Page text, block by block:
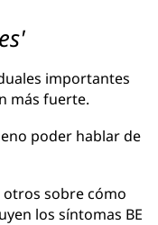
importantes
más fuerte.
poder hablar de
otros sobre cómo
los síntomas BE